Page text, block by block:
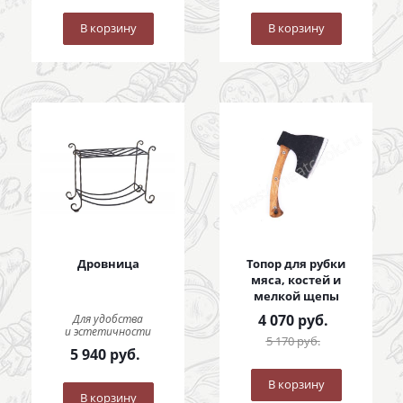
В корзину В корзину
Дровница
Для удобства
и эстетичности
5 940руб.
В корзину
Топор для рубки
мяса, костей и
мелкой щепы
4 070руб.
5 170руб.
В корзину